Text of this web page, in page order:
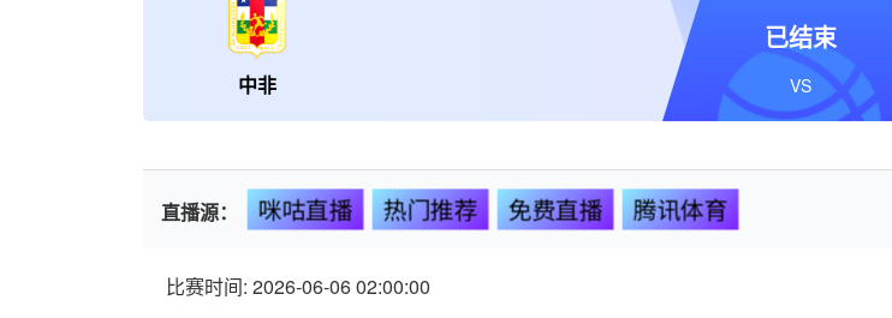
中非
已结束
VS
直播源： 咪咕直播 热门推荐 免费直播 腾讯体育
比赛时间: 2026-06-06 02:00:00